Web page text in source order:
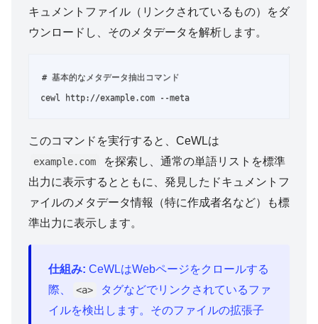
キュメントファイル（リンクされているもの）をダ
ウンロードし、そのメタデータを解析します。
# 基本的なメタデータ抽出コマンド
cewl http://example.com --meta
このコマンドを実行すると、CeWLは
example.com
を探索し、通常の単語リストを標準
出力に表示するとともに、発見したドキュメントフ
ァイルのメタデータ情報（特に作成者名など）も標
準出力に表示します。
仕組み: CeWLはWebページをクロールする
際、
<a>
タグなどでリンクされているファ
イルを検出します。そのファイルの拡張子